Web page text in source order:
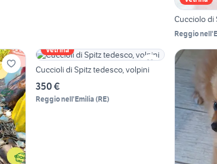
Cucciolo di
Reggio
Vetrina
Cuccioli di Spitz tedesco, volpini
350 €
Reggio nell'Emilia (RE)